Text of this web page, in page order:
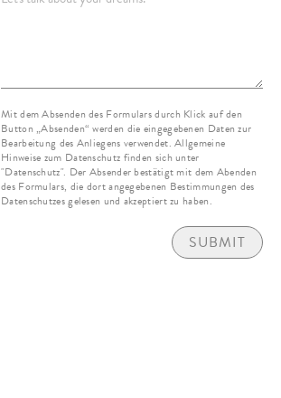
Mit dem Absenden des Formulars durch Klick auf den
Button „Absenden“ werden die eingegebenen Daten zur
Bearbeitung des Anliegens verwendet. Allgemeine
Hinweise zum Datenschutz finden sich unter
"Datenschutz". Der Absender bestätigt mit dem Abenden
des Formulars, die dort angegebenen Bestimmungen des
Datenschutzes gelesen und akzeptiert zu haben.
SUBMIT